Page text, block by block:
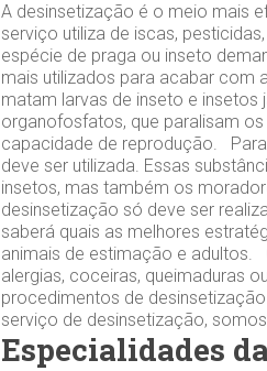
A desinsetização é o meio mais
serviço utiliza de iscas,
espécie de praga ou inseto
mais utilizados para acabar com
matam larvas de inseto e insetos
organofosfatos, que paralisam
capacidade de reprodução.
deve ser utilizada. Essas
insetos, mas também os
desinsetização só deve ser
saberá quais as melhores
animais de estimação e adultos.
alergias, coceiras, queimaduras
procedimentos de
serviço de desinsetização,
Especialidades